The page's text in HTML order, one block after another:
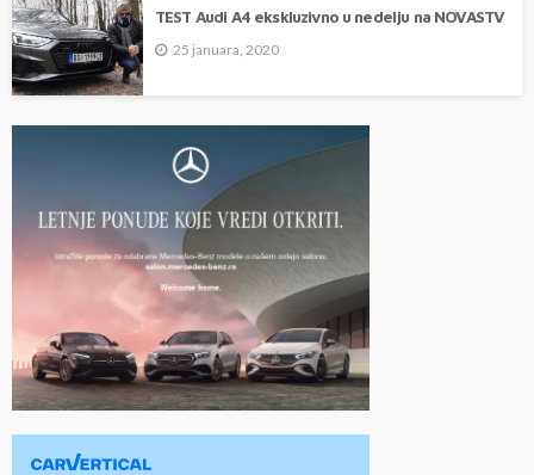
TEST Audi A4 ekskluzivno u nedelju na NOVASTV
25 januara, 2020